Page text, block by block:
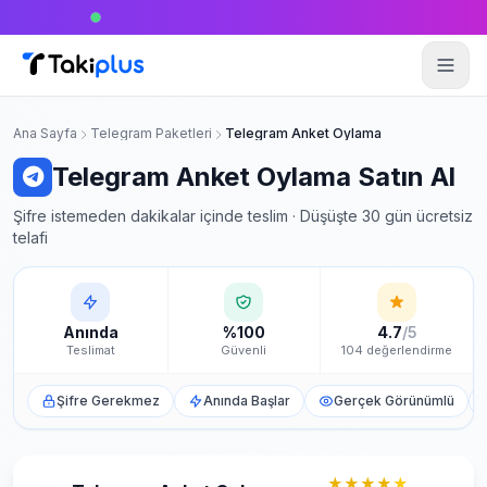
Anasayfa
Ana Sayfa Telegram Paketleri Telegram Anket Oylama
Telegram Anket Oylama Satın Al
Şifre istemeden dakikalar içinde teslim · Düşüşte 30 gün ücretsiz
telafi
Anında
Teslimat
%100
Güvenli
4.7/5
104 değerlendirme
Şifre Gerekmez Anında Başlar Gerçek Görünümlü
★★★★★